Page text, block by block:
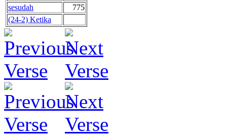
sesudah
775
(24-2) Ketika